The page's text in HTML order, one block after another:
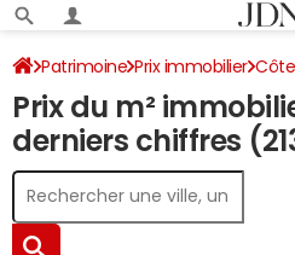
Patrimoine Prix immobilier
Prix du m²
derniers chiffres